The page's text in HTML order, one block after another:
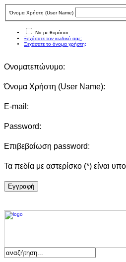
Όνομα Χρήστη (User Νame)
Να με θυμάσαι
Ξεχάσατε τον κωδικό σας;
Ξεχάσατε το όνομα χρήστη;
Ονοματεπώνυμο:
Όνομα Χρήστη (User Νame):
E-mail:
Password:
Επιβεβαίωση password:
Τα πεδία με αστερίσκο (*) είναι
Eγγραφή